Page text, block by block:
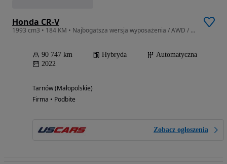
Honda CR-V
1993 cm3 • 184 KM • Najbogatsza wersja wyposażenia / AWD / niski przebieg
90 747 km Hybryda
Automatyczna
2022
Tarnów (Małopolskie)
Firma • Podbite
Zobacz ogłoszenia